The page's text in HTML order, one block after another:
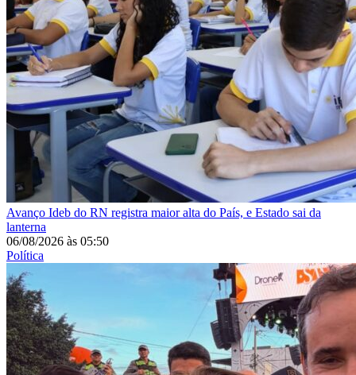
Avanço Ideb do RN registra maior alta do País, e Estado sai da
lanterna
06/08/2026 às 05:50
Política